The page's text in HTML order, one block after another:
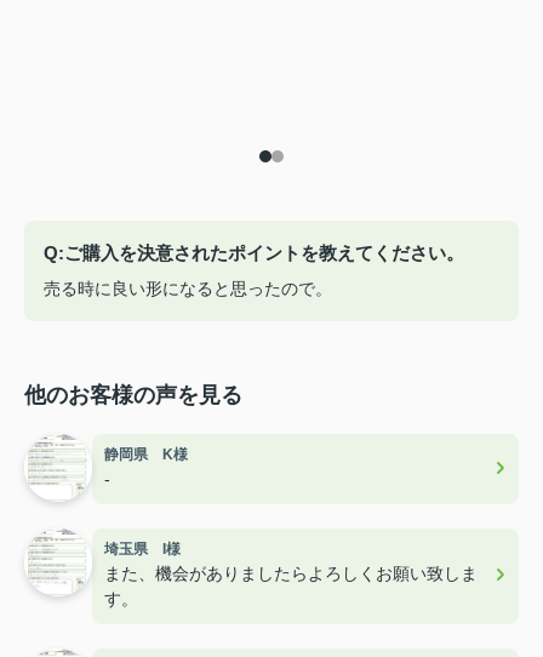
Q:ご購入を決意されたポイントを教えてください。
売る時に良い形になると思ったので。
他のお客様の声を見る
静岡県 K様
-
埼玉県 I様
また、機会がありましたらよろしくお願い致しま
す。